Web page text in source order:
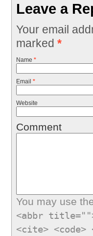
Leave a
Your email
marked *
Name *
Email *
Website
Comment
You may use
<abbr
<cite>